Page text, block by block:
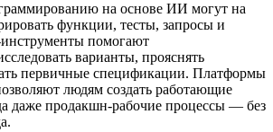
на основе ИИ могут на
функции, тесты, запросы и
помогают
варианты, прояснять
первичные спецификации. Платформы
людям создать работающие
даже продакшн‑рабочие процессы — без